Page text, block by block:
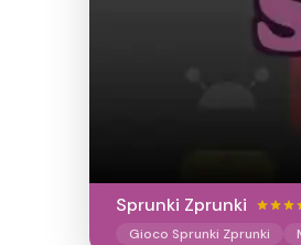
Sprunki Zprunki
Gioco Sprunki Zprunki